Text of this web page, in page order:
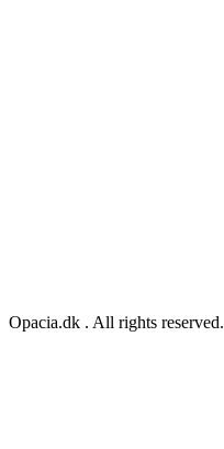
Opacia.dk . All rights reserved.